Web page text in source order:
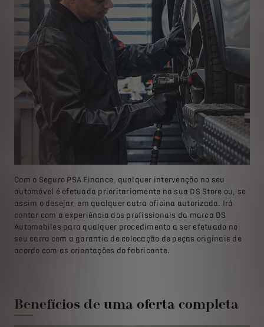
Com o Seguro PSA Finance, qualquer intervenção no seu
automóvel é efetuada prioritariamente na sua DS Store ou, se
assim o desejar, em qualquer outra oficina autorizada. Irá
contar com a experiência dos profissionais da marca DS
Automobiles para qualquer procedimento a ser efetuado no
seu carro com a garantia de colocação de peças originais de
acordo com as orientações do fabricante.
Benefícios de uma oferta completa